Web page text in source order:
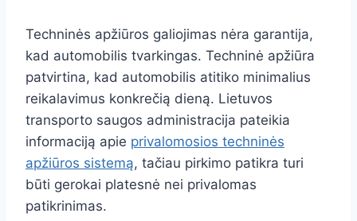
Techninės apžiūros galiojimas nėra garantija,
kad automobilis tvarkingas. Techninė apžiūra
patvirtina, kad automobilis atitiko minimalius
reikalavimus konkrečią dieną. Lietuvos
transporto saugos administracija pateikia
informaciją apie privalomosios techninės
apžiūros sistemą, tačiau pirkimo patikra turi
būti gerokai platesnė nei privalomas
patikrinimas.